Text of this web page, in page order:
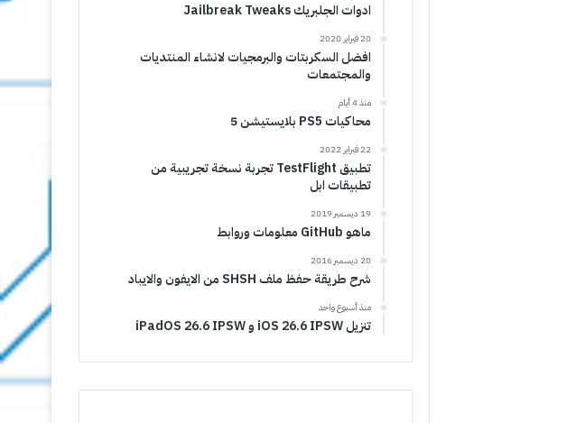
ادوات الجلبريك Jailbreak Tweaks
20 فبراير 2020
افضل السكربتات والبرمجيات لانشاء المنتديات
والمجتمعات
منذ 4 أيام
محاكيات PS5 بلايستيشن 5
22 فبراير 2022
تطبيق TestFlight تجربة نسخة تجريبية من
تطبيقات ابل
19 ديسمبر 2019
ماهو GitHub معلومات وروابط
20 ديسمبر 2016
شرح طريقة حفظ ملف SHSH من الايفون والايباد
منذ أسبوع واحد
تنزيل iOS 26.6 IPSW و iPadOS 26.6 IPSW